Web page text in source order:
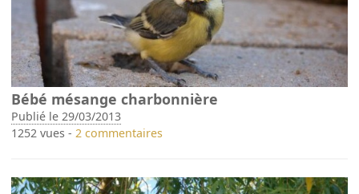
Bébé mésange charbonnière
Publié le 29/03/2013
1252 vues -2 commentaires